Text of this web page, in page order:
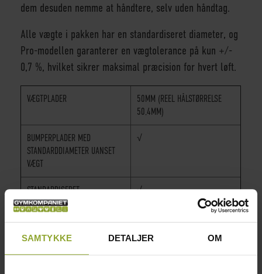
SAMTYKKE DETALJER OM
dem desuden nemme at håndtere, selv uden håndtag.
Alle vægte i pakken har en standardiseret diameter, og
Pro-modellen garanterer en vægtolerance på kun +/-
0,7 %, hvilket sikrer maksimal præcision for hvert løft.
VÆGTPLADER
50MM (REEL HÅLSTØRRELSE
50,4MM)
BUMPERPLADER MED
STANDARDDIAMETER UANSET
VÆGT
√
STANDARDISERET
FARVEKODNING PÅ PLADERNE
FOR LETTERE IDENTIFIKATION
√
MAKSIMAL VÆGTAFVIGELSE